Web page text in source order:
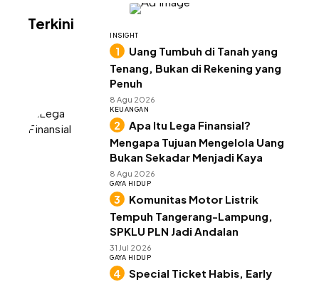
Terkini
INSIGHT
Uang Tumbuh di Tanah yang
Tenang, Bukan di Rekening yang
Penuh
8 Agu 2026
KEUANGAN
Apa Itu Lega Finansial?
Mengapa Tujuan Mengelola Uang
Bukan Sekadar Menjadi Kaya
8 Agu 2026
GAYA HIDUP
Komunitas Motor Listrik
Tempuh Tangerang-Lampung,
SPKLU PLN Jadi Andalan
31 Jul 2026
GAYA HIDUP
Special Ticket Habis, Early